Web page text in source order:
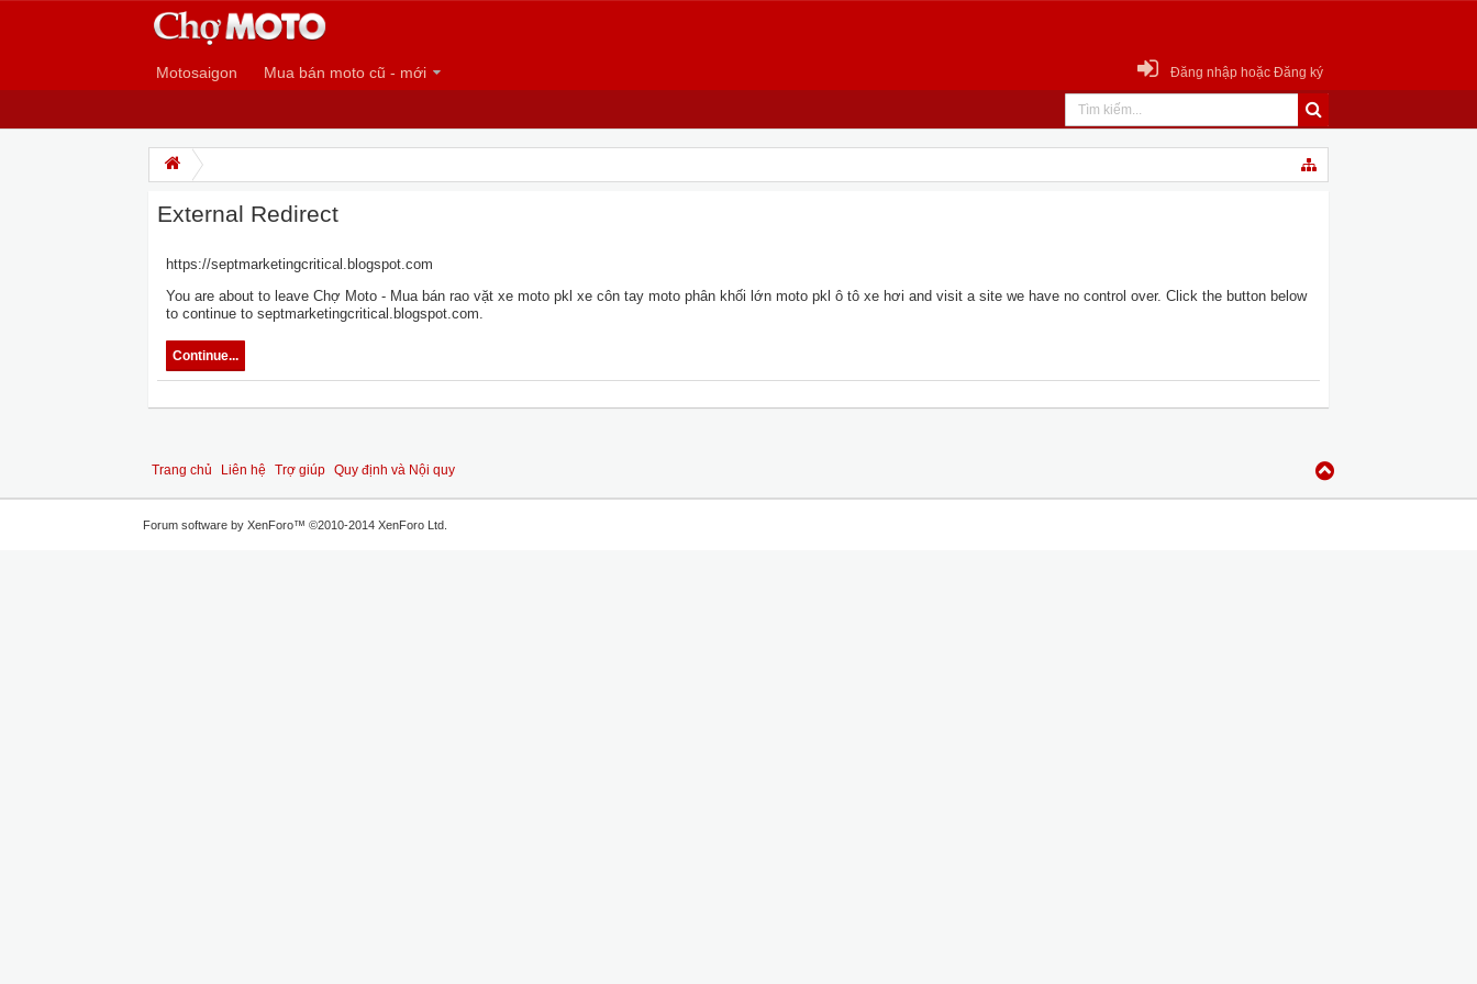
Motosaigon Mua bán moto cũ - mới Đăng nhập hoặc Đăng ký
External Redirect
https://septmarketingcritical.blogspot.com
You are about to leave Chợ Moto - Mua bán rao vặt xe moto pkl xe côn tay moto phân khối lớn moto pkl ô tô xe hơi and visit a site we have no control over. Click the button below
to continue to septmarketingcritical.blogspot.com.
Continue...
Trang chủ Liên hệ Trợ giúp Quy định và Nội quy
Forum software by XenForo™ ©2010-2014 XenForo Ltd.